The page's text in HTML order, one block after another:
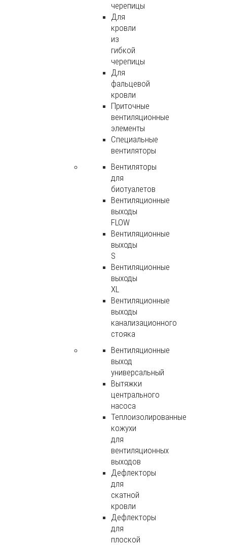
черепицы
Для
кровли
из
гибкой
черепицы
Для
фальцевой
кровли
Приточные
вентиляционные
элементы
Специальные
вентиляторы
Вентиляторы
для
биотуалетов
Вентиляционные
выходы
FLOW
Вентиляционные
выходы
S
Вентиляционные
выходы
XL
Вентиляционные
выходы
канализационного
стояка
Вентиляционные
выход
универсальный
Вытяжки
центрального
насоса
Теплоизолированные
кожухи
для
вентиляционных
выходов
Дефлекторы
для
скатной
кровли
Дефлекторы
для
плоской